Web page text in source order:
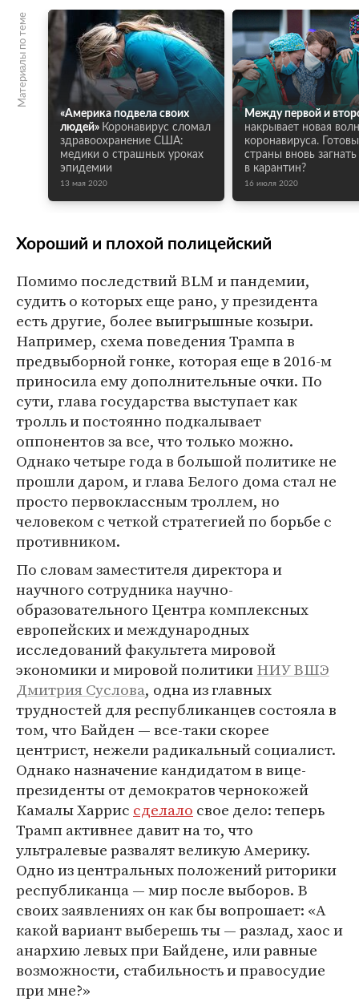
Материалы по теме
«Америка подвела своих
людей» Коронавирус сломал
здравоохранение США:
медики о страшных уроках
эпидемии
13 мая 2020
Между первой и
накрывает новая
коронавируса.
страны вновь
в карантин?
16 июля 2020
Хороший и плохой полицейский
Помимо последствий BLM и пандемии,
судить о которых еще рано, у президента
есть другие, более выигрышные козыри.
Например, схема поведения Трампа в
предвыборной гонке, которая еще в 2016-м
приносила ему дополнительные очки. По
сути, глава государства выступает как
тролль и постоянно подкалывает
оппонентов за все, что только можно.
Однако четыре года в большой политике не
прошли даром, и глава Белого дома стал не
просто первоклассным троллем, но
человеком с четкой стратегией по борьбе с
противником.
По словам заместителя директора и
научного сотрудника научно-
образовательного Центра комплексных
европейских и международных
исследований факультета мировой
экономики и мировой политикиНИУ ВШЭ
Дмитрия Суслова, одна из главных
трудностей для республиканцев состояла в
том, что Байден — все-таки скорее
центрист, нежели радикальный социалист.
Однако назначение кандидатом в вице-
президенты от демократов чернокожей
Камалы Харрис сделало свое дело: теперь
Трамп активнее давит на то, что
ультралевые развалят великую Америку.
Одно из центральных положений риторики
республиканца — мир после выборов. В
своих заявлениях он как бы вопрошает: «А
какой вариант выберешь ты — разлад, хаос и
анархию левых при Байдене, или равные
возможности, стабильность и правосудие
при мне?»